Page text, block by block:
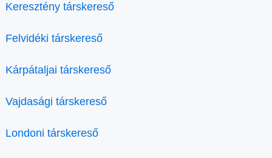
Keresztény társkereső
Felvidéki társkereső
Kárpátaljai társkereső
Vajdasági társkereső
Londoni társkereső